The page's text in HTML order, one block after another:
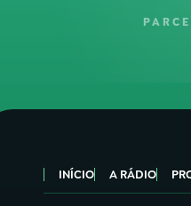
INÍCIO A RÁDIO